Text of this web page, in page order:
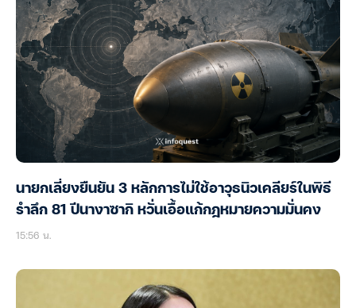
นายกเลี่ยงยืนยัน 3 หลักการไม่ใช้อาวุธนิวเคลียร์ในพิธี
รำลึก 81 ปีนางาซากิ หวั่นเอื้อแก้กฎหมายความมั่นคง
15:56 น.